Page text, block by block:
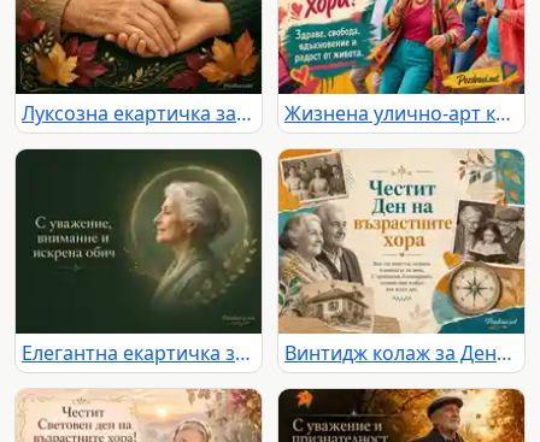
Луксозна екартичка за Световния ден на възрастните хора Жизнена улично-арт картичка за Деня на възрастните хора
Елегантна екартичка за Световния ден на възрастните хора с уважение и обич Винтидж колаж за Деня на възрастните хора с дом, памет и компас